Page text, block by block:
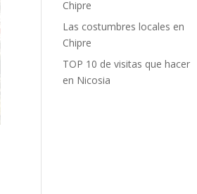
Chipre
Las costumbres locales en
Chipre
TOP 10 de visitas que hacer
en Nicosia